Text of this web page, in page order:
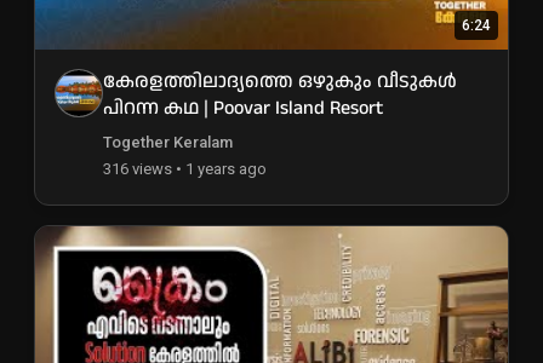
6:24
കേരളത്തിലാദ്യത്തെ ഒഴുകും വീടുകൾ
പിറന്ന കഥ | Poovar Island Resort
Together Keralam
316 views • 1 years ago